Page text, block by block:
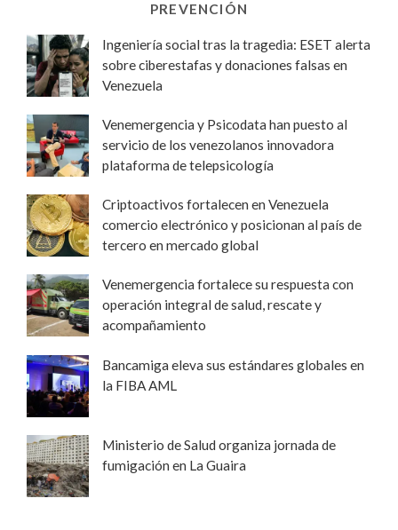
PREVENCIÓN
Ingeniería social tras la tragedia: ESET alerta
sobre ciberestafas y donaciones falsas en
Venezuela
Venemergencia y Psicodata han puesto al
servicio de los venezolanos innovadora
plataforma de telepsicología
Criptoactivos fortalecen en Venezuela
comercio electrónico y posicionan al país de
tercero en mercado global
Venemergencia fortalece su respuesta con
operación integral de salud, rescate y
acompañamiento
Bancamiga eleva sus estándares globales en
la FIBA AML
Ministerio de Salud organiza jornada de
fumigación en La Guaira